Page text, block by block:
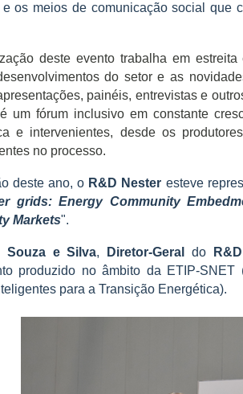
e os meios de comunicação social que
deste evento trabalha em
do setor e as
painéis, entrevistas e
é um fórum inclusivo em constante
e intervenientes, desde os
no processo.
deste ano, o R&D Nester esteve
grids​: Energy Community
Markets".
Souza e Silva, Diretor-Geraldo
produzido no âmbito da ETIP-
para a Transição Energética).